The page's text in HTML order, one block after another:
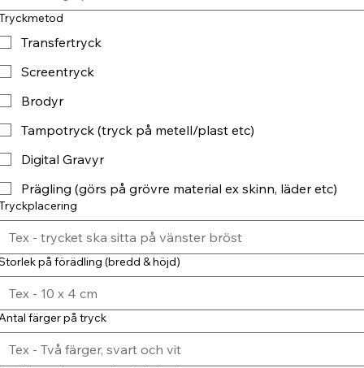
Transfertryck
Screentryck
Brodyr
Tampotryck (tryck på metell/plast etc)
Digital Gravyr
Prägling (görs på grövre material ex skinn, läder etc)
på förädling (bredd & höjd)
färger på tryck